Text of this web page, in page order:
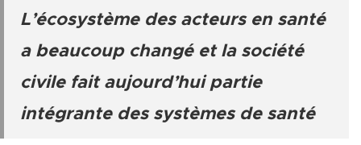
L’écosystème des acteurs en santé
a beaucoup changé et la société
civile fait aujourd’hui partie
intégrante des systèmes de santé